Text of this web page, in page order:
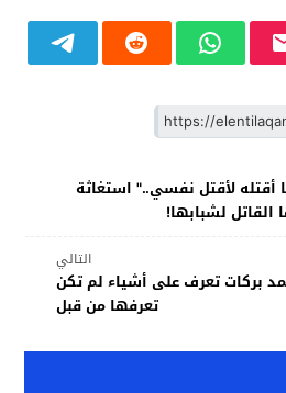
لأقتل نفسي.." استغاثة
لشبابها!
التالي
بركات تعرف على أشياء لم تكن
تعرفها من قبل